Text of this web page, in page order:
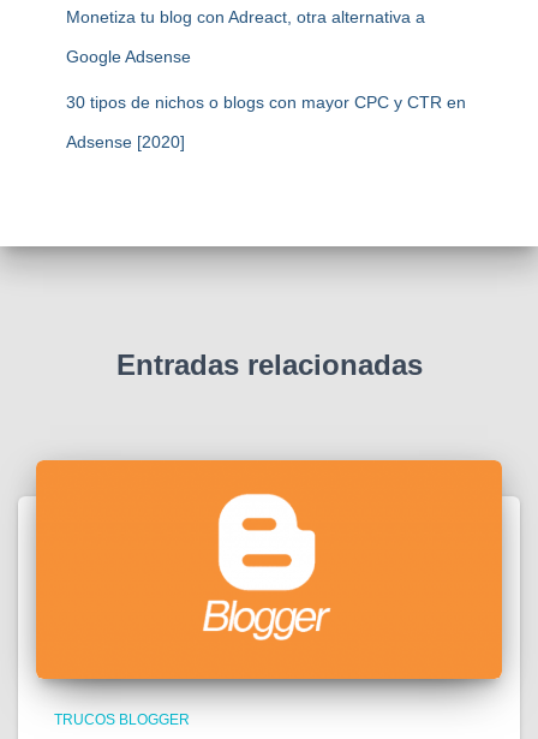
Monetiza tu blog con Adreact, otra alternativa a
Google Adsense
30 tipos de nichos o blogs con mayor CPC y CTR en
Adsense [2020]
Entradas relacionadas
TRUCOS BLOGGER